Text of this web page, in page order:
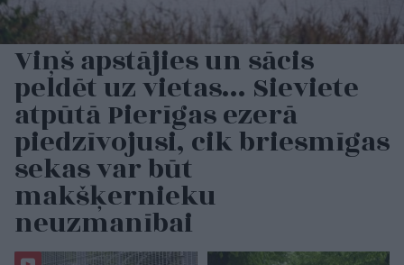
Viņš apstājies un sācis
peldēt uz vietas… Sieviete
atpūtā Pierīgas ezerā
piedzīvojusi, cik briesmīgas
sekas var būt
makšķernieku
neuzmanībai